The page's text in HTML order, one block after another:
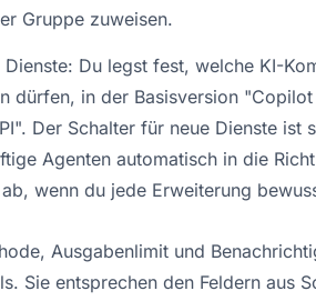
Gruppe zuweisen.
Dienste: Du legst fest, welche KI-
dürfen, in der Basisversion
Der Schalter für neue Dienste ist
Agenten automatisch in die
wenn du jede Erweiterung
Ausgabenlimit und
Sie entsprechen den Feldern aus